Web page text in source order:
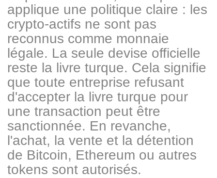
applique une politique claire : les
crypto-actifs ne sont pas
reconnus comme monnaie
légale. La seule devise officielle
reste la livre turque. Cela signifie
que toute entreprise refusant
d'accepter la livre turque pour
une transaction peut être
sanctionnée. En revanche,
l'achat, la vente et la détention
de Bitcoin, Ethereum ou autres
tokens sont autorisés.